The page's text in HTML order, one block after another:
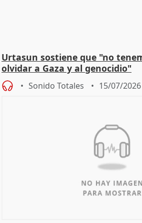
Urtasun sostiene que "no
olvidar a Gaza y al genocidio"
Sonido Totales 15/07/2026